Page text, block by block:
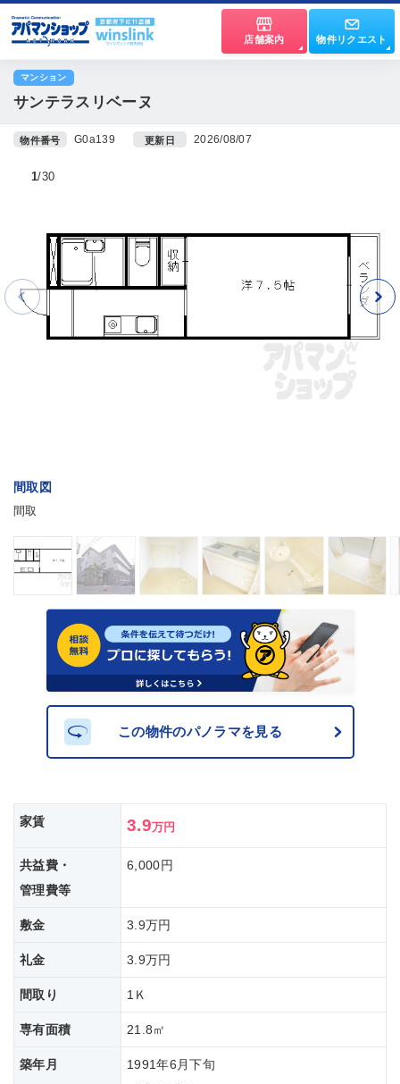
店舗案内 物件リクエスト
マンション
サンテラスリベーヌ
物件番号 G0a139 更新日 2026/08/07
間取図
間取
1 30
この物件のパノラマを見る
家賃 3.9万円
共益費・
管理費等
6,000円
敷金 3.9万円
礼金 3.9万円
間取り 1Ｋ
専有面積 21.8㎡
築年月
1991年6月下旬